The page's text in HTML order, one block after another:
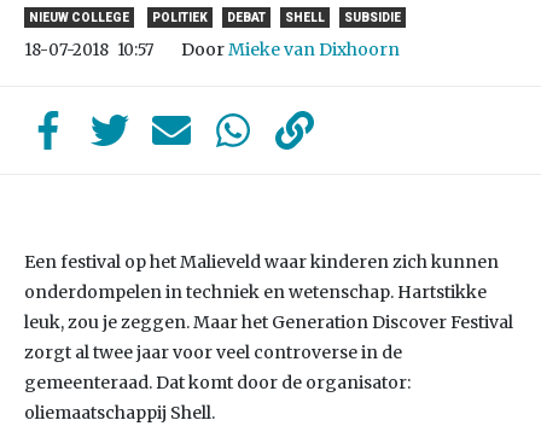
NIEUW COLLEGE POLITIEK DEBAT SHELL SUBSIDIE
18-07-2018 10:57 DoorMieke van Dixhoorn
Een festival op het Malieveld waar kinderen zich kunnen
onderdompelen in techniek en wetenschap. Hartstikke
leuk, zou je zeggen. Maar het Generation Discover Festival
zorgt al twee jaar voor veel controverse in de
gemeenteraad. Dat komt door de organisator:
oliemaatschappij Shell.